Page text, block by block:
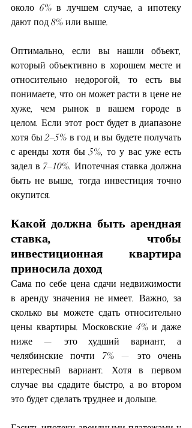
около 6% в лучшем случае, а ипотеку
дают под 8% или выше.
Оптимально, если вы нашли объект,
который объективно в хорошем месте и
относительно недорогой, то есть вы
понимаете, что он может расти в цене не
хуже, чем рынок в вашем городе в
целом. Если этот рост будет в диапазоне
хотя бы 2–5% в год и вы будете получать
с аренды хотя бы 5%, то у вас уже есть
задел в 7–10%. Ипотечная ставка должна
быть не выше, тогда инвестиция точно
окупится.
Какой должна быть арендная
ставка, чтобы
инвестиционная квартира
приносила доход
Сама по себе цена сдачи недвижимости
в аренду значения не имеет. Важно, за
сколько вы можете сдать относительно
цены квартиры. Московские 4% и даже
ниже — это худший вариант, а
челябинские почти 7% — это очень
интересный вариант. Хотя в первом
случае вы сдадите быстро, а во втором
это будет сделать труднее и дольше.